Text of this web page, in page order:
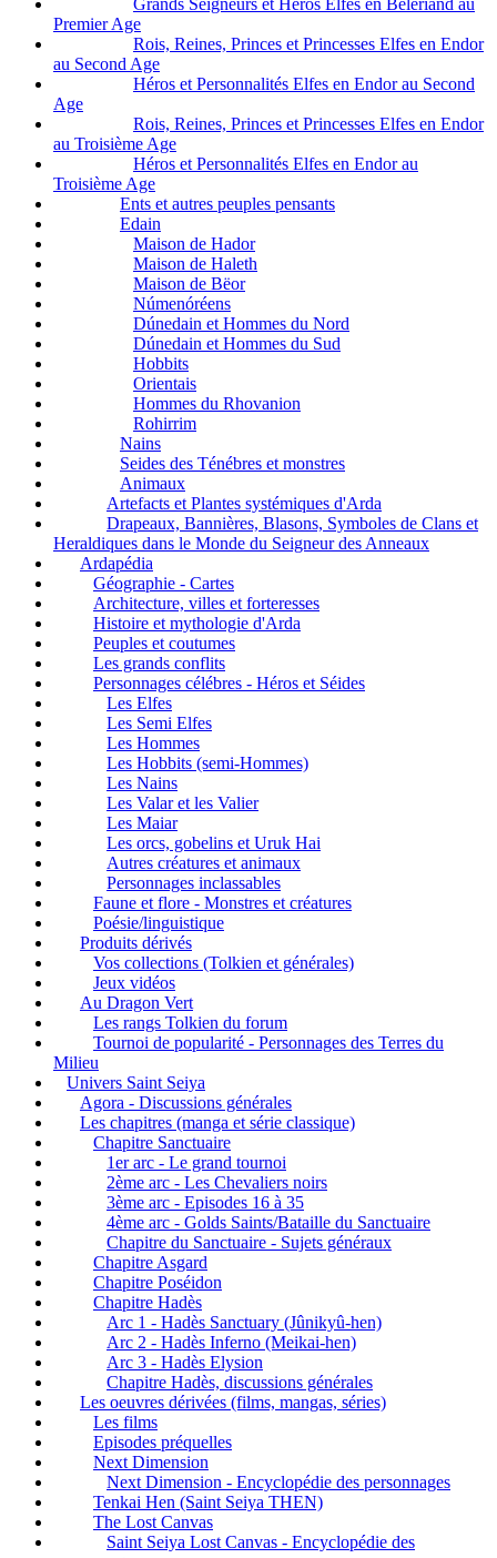
Grands Seigneurs et Héros Elfes en Beleriand au
Premier Age
Rois, Reines, Princes et Princesses Elfes en Endor
au Second Age
Héros et Personnalités Elfes en Endor au Second
Age
Rois, Reines, Princes et Princesses Elfes en Endor
au Troisième Age
Héros et Personnalités Elfes en Endor au
Troisième Age
Ents et autres peuples pensants
Edain
Maison de Hador
Maison de Haleth
Maison de Bëor
Númenóréens
Dúnedain et Hommes du Nord
Dúnedain et Hommes du Sud
Hobbits
Orientais
Hommes du Rhovanion
Rohirrim
Nains
Seides des Ténébres et monstres
Animaux
Artefacts et Plantes systémiques d'Arda
Drapeaux, Bannières, Blasons, Symboles de Clans et
Heraldiques dans le Monde du Seigneur des Anneaux
Ardapédia
Géographie - Cartes
Architecture, villes et forteresses
Histoire et mythologie d'Arda
Peuples et coutumes
Les grands conflits
Personnages célébres - Héros et Séides
Les Elfes
Les Semi Elfes
Les Hommes
Les Hobbits (semi-Hommes)
Les Nains
Les Valar et les Valier
Les Maiar
Les orcs, gobelins et Uruk Hai
Autres créatures et animaux
Personnages inclassables
Faune et flore - Monstres et créatures
Poésie/linguistique
Produits dérivés
Vos collections (Tolkien et générales)
Jeux vidéos
Au Dragon Vert
Les rangs Tolkien du forum
Tournoi de popularité - Personnages des Terres du
Milieu
Univers Saint Seiya
Agora - Discussions générales
Les chapitres (manga et série classique)
Chapitre Sanctuaire
1er arc - Le grand tournoi
2ème arc - Les Chevaliers noirs
3ème arc - Episodes 16 à 35
4ème arc - Golds Saints/Bataille du Sanctuaire
Chapitre du Sanctuaire - Sujets généraux
Chapitre Asgard
Chapitre Poséidon
Chapitre Hadès
Arc 1 - Hadès Sanctuary (Jûnikyû-hen)
Arc 2 - Hadès Inferno (Meikai-hen)
Arc 3 - Hadès Elysion
Chapitre Hadès, discussions générales
Les oeuvres dérivées (films, mangas, séries)
Les films
Episodes préquelles
Next Dimension
Next Dimension - Encyclopédie des personnages
Tenkai Hen (Saint Seiya THEN)
The Lost Canvas
Saint Seiya Lost Canvas - Encyclopédie des